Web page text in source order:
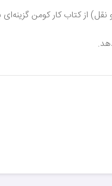
از کتاب کار کومن